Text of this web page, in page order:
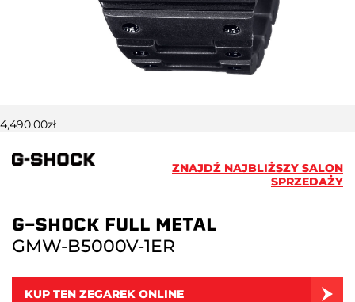
4,490.00zł
ZNAJDŹ NAJBLIŻSZY SALON
SPRZEDAŻY
G-SHOCK FULL METAL
GMW-B5000V-1ER
KUP TEN ZEGAREK ONLINE